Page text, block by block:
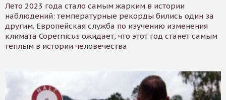
Лето 2023 года стало самым жарким в истории
наблюдений: температурные рекорды бились один за
другим. Европейская служба по изучению изменения
климата Copernicus ожидает, что этот год станет самым
тёплым в истории человечества